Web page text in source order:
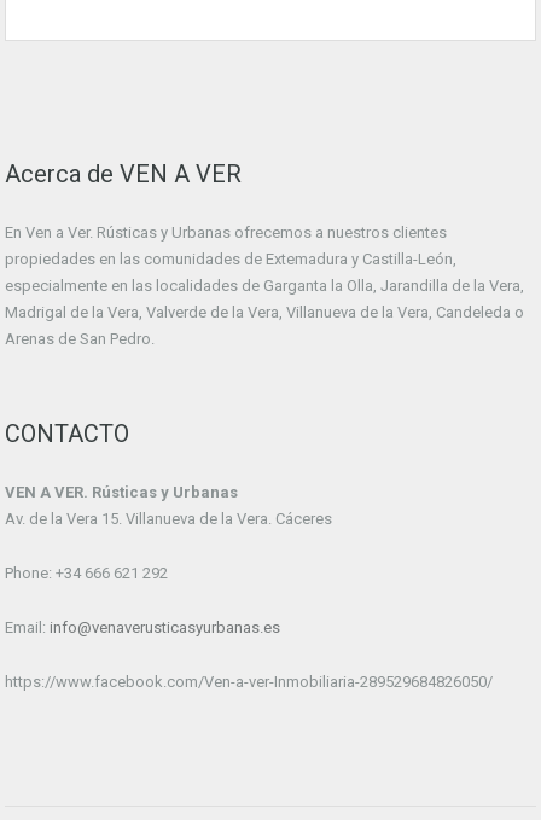
Acerca de VEN A VER
En Ven a Ver. Rústicas y Urbanas ofrecemos a nuestros clientes
propiedades en las comunidades de Extemadura y Castilla-León,
especialmente en las localidades de Garganta la Olla, Jarandilla de la Vera,
Madrigal de la Vera, Valverde de la Vera, Villanueva de la Vera, Candeleda o
Arenas de San Pedro.
CONTACTO
VEN A VER. Rústicas y Urbanas
Av. de la Vera 15. Villanueva de la Vera. Cáceres
Phone: +34 666 621 292
Email: info@venaverusticasyurbanas.es
https://www.facebook.com/Ven-a-ver-Inmobiliaria-289529684826050/